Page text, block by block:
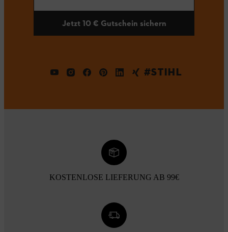
Jetzt 10 € Gutschein sichern
#STIHL
KOSTENLOSE LIEFERUNG AB 99€